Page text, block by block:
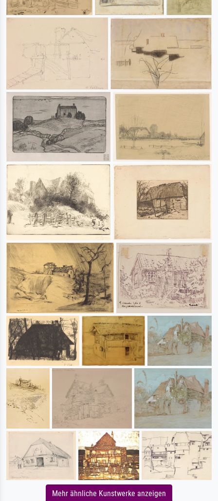
Mehr ähnliche Kunstwerke anzeigen